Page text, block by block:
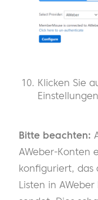
Klicken Sie
Bitte beachten:
AWeber-Konten
konfiguriert, das
Listen in